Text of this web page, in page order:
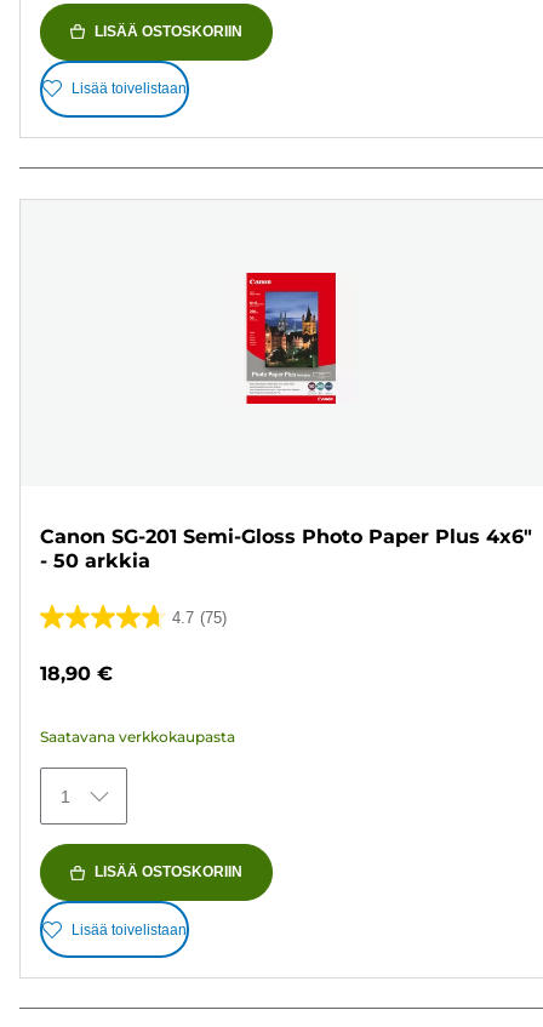
LISÄÄ OSTOSKORIIN
Lisää toivelistaan
Canon SG-201 Semi-Gloss Photo Paper Plus 4x6"
- 50 arkkia
4.7 (75)
4.7/5
75
18,90 €
Saatavana verkkokaupasta
1
LISÄÄ OSTOSKORIIN
Lisää toivelistaan